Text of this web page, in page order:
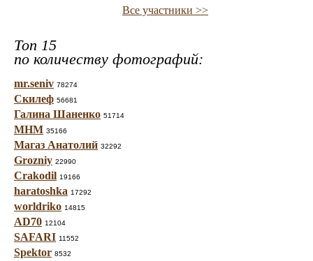
Все участники >>
Топ 15
по количеству фотографий:
mr.seniv 78274
Скилеф 56681
Галина Шаненко 51714
МНМ 35166
Магаз Анатолий 32292
Grozniy 22990
Crakodil 19166
haratoshka 17292
worldriko 14815
AD70 12104
SAFARI 11552
Spektor 8532